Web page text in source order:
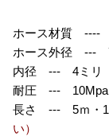
ホース材質 ----
ホース外径 ---
内径 --- 4ミリ
耐圧 --- 10Mpa
長さ --- 5ｍ・
い）